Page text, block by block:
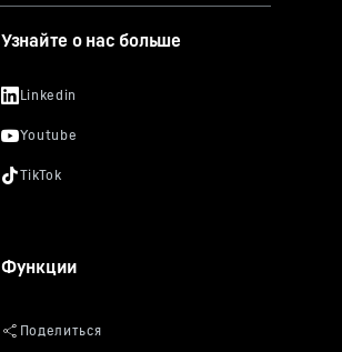
Узнайте о нас больше
Функции